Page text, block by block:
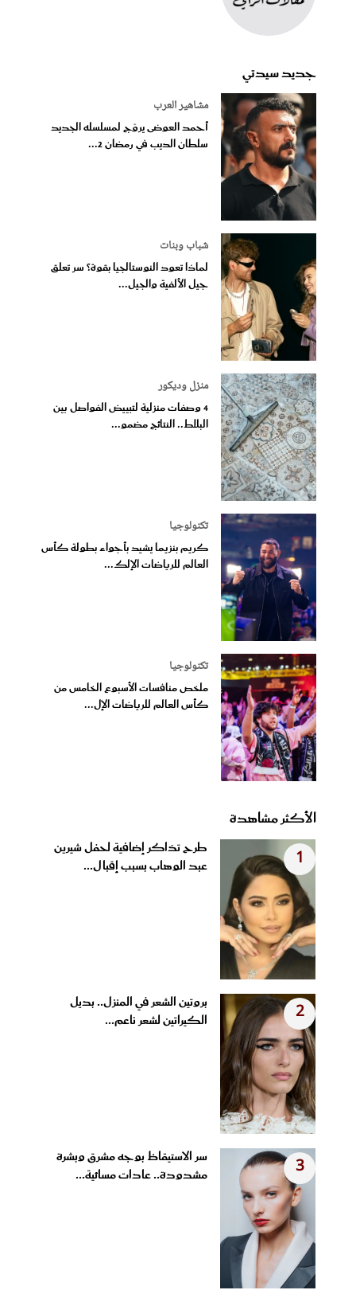
جديد سيدتي
مشاهير العرب
أحمد العوضى يروّج لمسلسله الجديد
سلطان الديب في رمضان 2...
شباب وبنات
لماذا تعود النوستالجيا بقوة؟ سر تعلق
جيل الألفية والجيل...
منزل وديكور
4 وصفات منزلية لتبييض الفواصل بين
البلاط.. النتائج مضمو...
تكنولوجيا
كريم بنزيما يشيد بأجواء بطولة كأس
العالم للرياضات الإلك...
تكنولوجيا
ملخص منافسات الأسبوع الخامس من
كأس العالم للرياضات الإل...
الأكثر مشاهدة
1
طرح تذاكر إضافية لحفل شيرين
عبد الوهاب بسبب إقبال...
2
بروتين الشعر في المنزل.. بديل
الكيراتين لشعر ناعم...
3
سر الاستيقاظ بوجه مشرق وبشرة
مشدودة.. عادات مسائية...